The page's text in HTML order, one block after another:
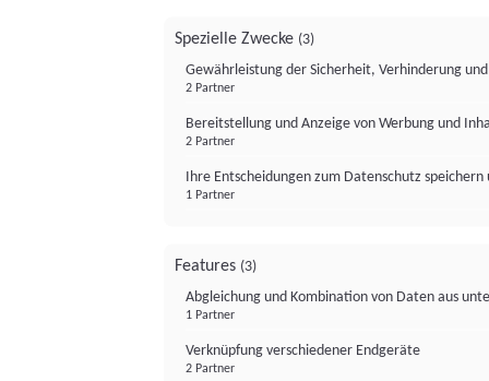
Spezielle Zwecke (3)
Gewährleistung der Sicherheit, Verhinderung
2 Partner
Bereitstellung und Anzeige von Werbung und
2 Partner
Ihre Entscheidungen zum Datenschutz
1 Partner
Features (3)
Abgleichung und Kombination von Daten aus
1 Partner
Verknüpfung verschiedener Endgeräte
2 Partner